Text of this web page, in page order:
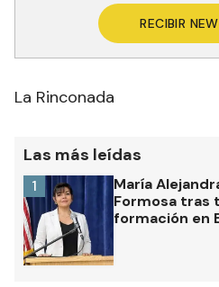
RECIBIR
La Rinconada
Las más leídas
María
Formosa tras
formación en
1